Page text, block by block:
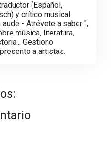
(Español,
y crítico musical.
aude - Atrévete a saber ",
música, literatura,
Gestiono
a artistas.